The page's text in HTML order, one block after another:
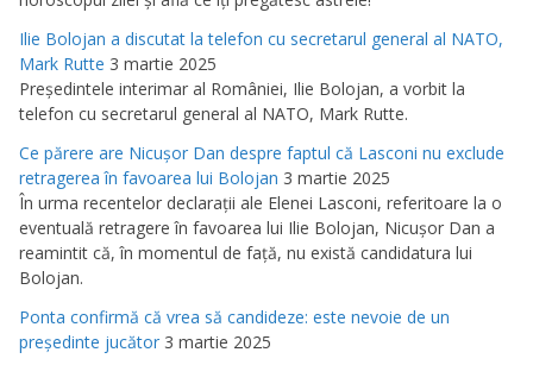
Ilie Bolojan a discutat la telefon cu secretarul general al NATO,
Mark Rutte 3 martie 2025
Preşedintele interimar al României, Ilie Bolojan, a vorbit la
telefon cu secretarul general al NATO, Mark Rutte.
Ce părere are Nicuşor Dan despre faptul că Lasconi nu exclude
retragerea în favoarea lui Bolojan 3 martie 2025
În urma recentelor declaraţii ale Elenei Lasconi, referitoare la o
eventuală retragere în favoarea lui Ilie Bolojan, Nicuşor Dan a
reamintit că, în momentul de faţă, nu există candidatura lui
Bolojan.
Ponta confirmă că vrea să candideze: este nevoie de un
preşedinte jucător 3 martie 2025